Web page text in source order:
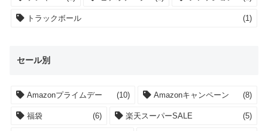
トラックボール (1)
セール別
Amazonプライムデー (10) Amazonキャンペーン (8)
福袋 (6) 楽天スーパーSALE (5)